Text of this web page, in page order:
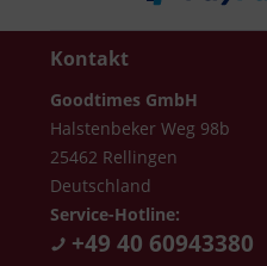
Kontakt
Goodtimes GmbH
Halstenbeker Weg 98b
25462 Rellingen
Deutschland
Service-Hotline:
+49 40 60943380